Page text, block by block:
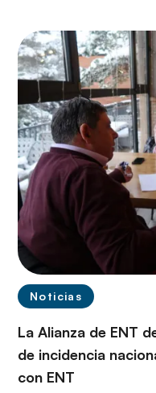
Noticias
La Alianza de ENT
de incidencia
con ENT